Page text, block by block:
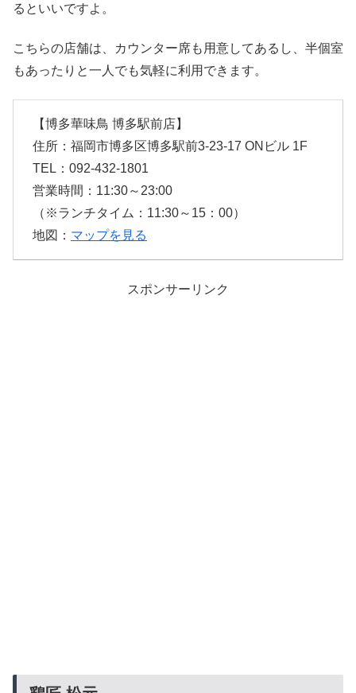
るといいですよ。
こちらの店舗は、カウンター席も用意してあるし、半個室
もあったりと一人でも気軽に利用できます。
【博多華味鳥 博多駅前店】
住所：福岡市博多区博多駅前3-23-17 ONビル 1F
TEL：092-432-1801
営業時間：11:30～23:00
（※ランチタイム：11:30～15：00）
地図： マップを見る
スポンサーリンク